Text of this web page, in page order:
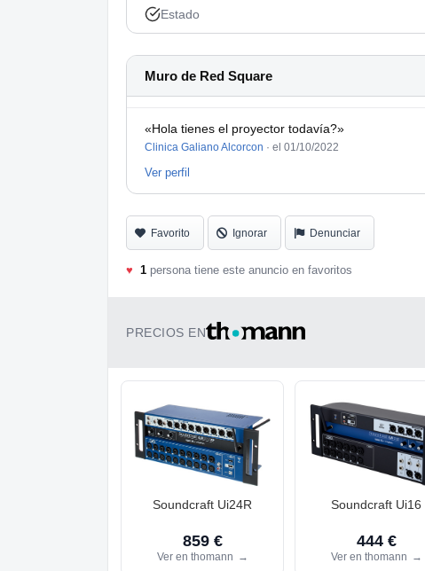
Estado
Muro de Red Square
«Hola tienes el proyector todavía?»
Clinica Galiano Alcorcon · el 01/10/2022
Ver perfil
Favorito Ignorar Denunciar
♥ 1 persona tiene este anuncio en favoritos
PRECIOS EN
Soundcraft Ui24R
859 €
Ver en thomann →
Soundcraft Ui16
444 €
Ver en thomann →